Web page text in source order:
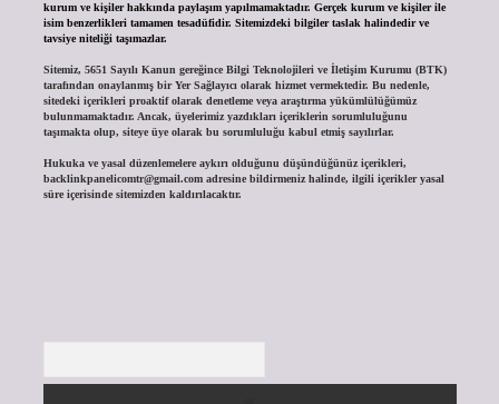
kurum ve kişiler hakkında paylaşım yapılmamaktadır. Gerçek kurum ve kişiler ile
isim benzerlikleri tamamen tesadüfidir. Sitemizdeki bilgiler taslak halindedir ve
tavsiye niteliği taşımazlar.
Sitemiz, 5651 Sayılı Kanun gereğince Bilgi Teknolojileri ve İletişim Kurumu (BTK)
tarafından onaylanmış bir Yer Sağlayıcı olarak hizmet vermektedir. Bu nedenle,
sitedeki içerikleri proaktif olarak denetleme veya araştırma yükümlülüğümüz
bulunmamaktadır. Ancak, üyelerimiz yazdıkları içeriklerin sorumluluğunu
taşımakta olup, siteye üye olarak bu sorumluluğu kabul etmiş sayılırlar.
Hukuka ve yasal düzenlemelere aykırı olduğunu düşündüğünüz içerikleri,
backlinkpanelicomtr@gmail.comadresine bildirmeniz halinde, ilgili içerikler yasal
süre içerisinde sitemizden kaldırılacaktır.